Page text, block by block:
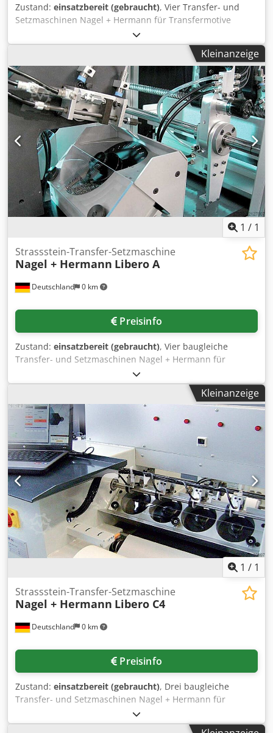
Zustand: einsatzbereit (gebraucht), Vier Transfer- und
Setzmaschinen Nagel + Hermann für Transfermotive
(Strass-, Hotfix- oder Ähnliches) stehen zur Verfügung.
Produktionsleistung: 3000Elemente/h, max. Element-
Größenbereich: 2mm-8mm, Strasssteinformat: SS10-20,
Maschinendimensionen X/Y/Z: ca.
850mm/600mm/1000mm, Gewicht: ca. 65kg. Inklusive
diverser Ersatzteile und Werkzeuge. Dokumentation
vorhanden. Eine Besichtigung vor Ort ist möglich. Credpfx
Aezdumdsf Dsf
Kleinanzeige
1 / 1
Deutschland 0 km
Strassstein-Transfer-Setzmaschine
Nagel + Hermann Libero A
Preisinfo
Zustand: einsatzbereit (gebraucht), Vier baugleiche
Transfer- und Setzmaschinen Nagel + Hermann für
Transfermotive (Strass-, Hotfix- oder Ähnliches) stehen zur
Verfügung. Farben: 6, Formen: 2, Produktionsleistung:
5000Elemente/h, Maschinendimensionen X/Y/Z: ca.
2000mm/1050mm/1750mm, Gewicht: ca. 320kg. Inklusive
PC, CAD-Programm, 12x Förderteller sowie diverse
Ersatzteile und Werkzeuge. Dokumentation vorhanden.
Eine Besichtigung vor Ort ist möglich. Credezdkp Uopfx Af
Def
Kleinanzeige
1 / 1
Deutschland 0 km
Strassstein-Transfer-Setzmaschine
Nagel + Hermann Libero C4
Preisinfo
Zustand: einsatzbereit (gebraucht), Drei baugleiche
Transfer- und Setzmaschinen Nagel + Hermann für
Transfermotive (Strass-, Hotfix- oder Ähnliches) stehen zur
Verfügung. Produktionsleistung: 7000Elemente/h,